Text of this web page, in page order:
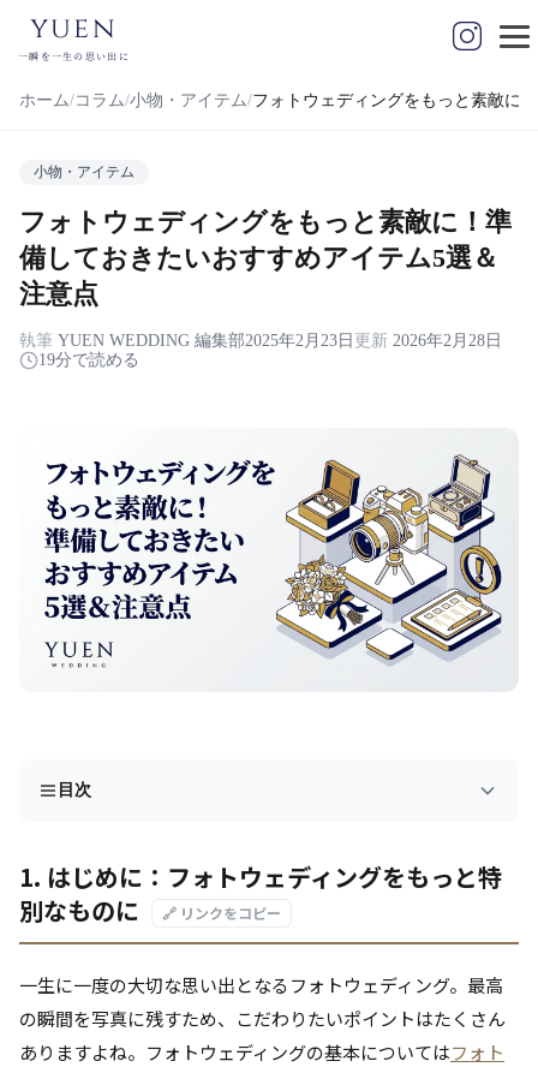
yuen
一瞬を一生の思い出に
ホーム コラム 小物・アイテム フォトウェディングをもっと素敵に
小物・アイテム
フォトウェディングをもっと素敵に！準
備しておきたいおすすめアイテム5選＆
注意点
執筆 YUEN WEDDING 編集部2025年2月23日 更新 2026年2月28日
19分で読める
目次
1. はじめに：フォトウェディングをもっと特
別なものに
🔗 リンクをコピー
一生に一度の大切な思い出となるフォトウェディング。最高
の瞬間を写真に残すため、こだわりたいポイントはたくさん
ありますよね。フォトウェディングの基本についてはフォト